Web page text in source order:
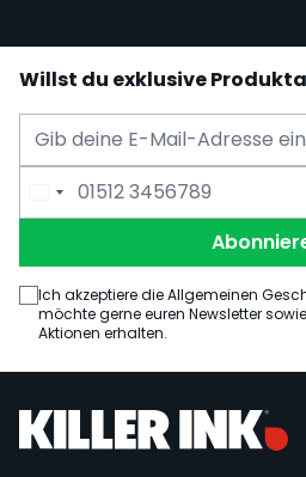
Willst du exklusive
E-Mail Adresse
Telefonnummer
Ich akzeptiere die Allgemeinen
möchte gerne euren Newsletter
Aktionen erhalten.